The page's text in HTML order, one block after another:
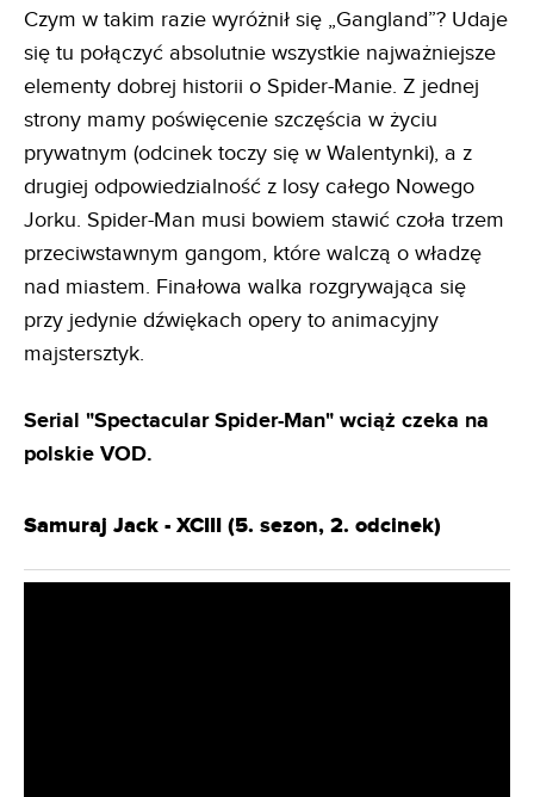
Czym w takim razie wyróżnił się „Gangland”? Udaje
się tu połączyć absolutnie wszystkie najważniejsze
elementy dobrej historii o Spider-Manie. Z jednej
strony mamy poświęcenie szczęścia w życiu
prywatnym (odcinek toczy się w Walentynki), a z
drugiej odpowiedzialność z losy całego Nowego
Jorku. Spider-Man musi bowiem stawić czoła trzem
przeciwstawnym gangom, które walczą o władzę
nad miastem. Finałowa walka rozgrywająca się
przy jedynie dźwiękach opery to animacyjny
majstersztyk.
Serial "Spectacular Spider-Man" wciąż czeka na
polskie VOD.
Samuraj Jack - XCIII (5. sezon, 2. odcinek)